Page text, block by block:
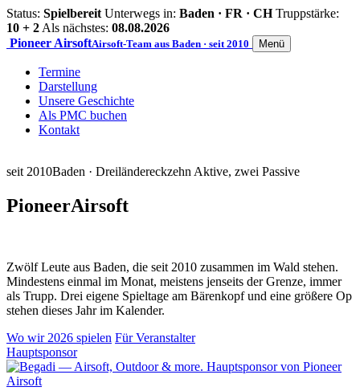
Status: Spielbereit Unterwegs in: Baden · FR · CH Truppstärke:
10 + 2 Als nächstes: 08.08.2026
Pioneer AirsoftAirsoft-Team aus Baden · seit 2010 Menü
Termine
Darstellung
Unsere Geschichte
Als PMC buchen
Kontakt
seit 2010Baden · Dreiländereckzehn Aktive, zwei Passive
PioneerAirsoft
Zwölf Leute aus Baden, die seit 2010 zusammen im Wald stehen.
Mindestens einmal im Monat, meistens jenseits der Grenze, immer
als Trupp. Drei eigene Spieltage am Bärenkopf und eine größere Op
stehen dieses Jahr im Kalender.
Wo wir 2026 spielen Für Veranstalter
Hauptsponsor